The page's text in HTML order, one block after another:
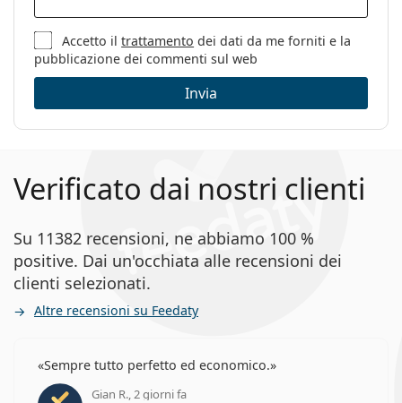
Accetto iltrattamento dei dati da me forniti e la
pubblicazione dei commenti sul web
Invia
Verificato dai nostri clienti
Su 11382 recensioni, ne abbiamo 100 %
positive. Dai un'occhiata alle recensioni dei
clienti selezionati.
Altre recensioni su Feedaty
Sempre tutto perfetto ed economico.
Gian R., 2 giorni fa